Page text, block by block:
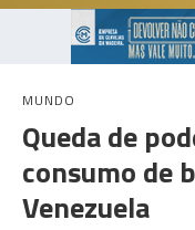
MUNDO
Queda de
consumo de
Venezuela